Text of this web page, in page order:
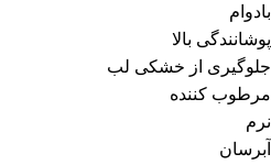
بادوام
پوشانندگی بالا
جلوگیری از خشکی لب
مرطوب کننده
نرم
آبرسان